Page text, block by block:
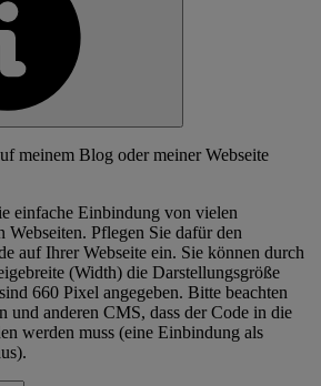
meinem Blog oder meiner Webseite
einfache Einbindung von vielen
Webseiten. Pflegen Sie dafür den
auf Ihrer Webseite ein. Sie können durch
(Width) die Darstellungsgröße
660 Pixel angegeben. Bitte beachten
und anderen CMS, dass der Code in die
werden muss (eine Einbindung als